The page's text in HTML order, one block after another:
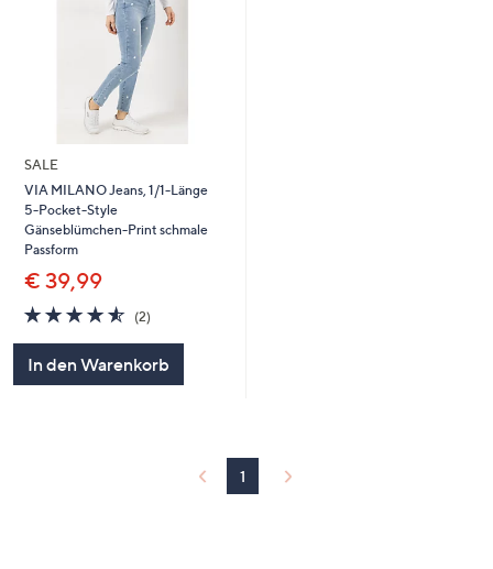
rechts,
um
diese
anzuzeigen.
SALE
VIA MILANO Jeans, 1/1-Länge
5-Pocket-Style
Gänseblümchen-Print schmale
Passform
€ 39,99
4.5
von
(2)2
In den Warenkorb
1